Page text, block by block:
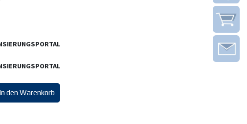
In den Warenkorb